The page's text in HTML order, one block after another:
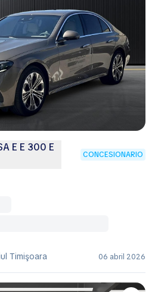
E E 300 E
CONCESIONARIO
Timişoara
06 abril 2026